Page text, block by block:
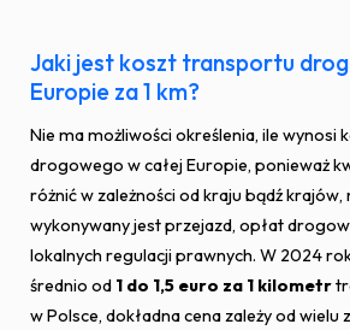
Jaki jest koszt transportu
Europie za 1 km?
Nie ma możliwości określenia, ile wynosi
drogowego w całej Europie, ponieważ
różnić w zależności od kraju bądź
wykonywany jest przejazd, opłat
lokalnych regulacji prawnych. W 2024
średnio od 1 do 1,5 euro za 1 kilometr
w Polsce, dokładna cena zależy od wielu